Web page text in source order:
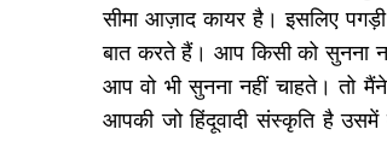
सीमा आज़ाद कायर है। इसलिए
बात करते हैं। आप किसी को सुनना
आप वो भी सुनना नहीं चाहते। तो
आपकी जो हिंदूवादी संस्कृति है उसमें